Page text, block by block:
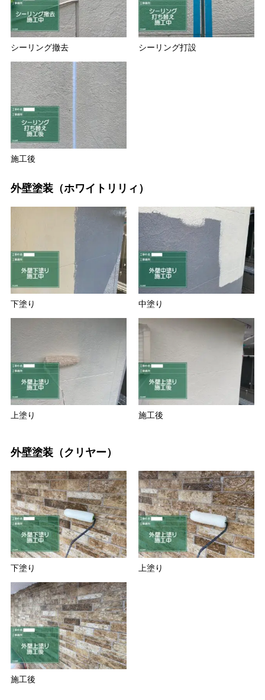
シーリング撤去 シーリング打設
施工後
外壁塗装（ホワイトリリィ）
下塗り 中塗り
上塗り 施工後
外壁塗装（クリヤー）
下塗り 上塗り
施工後